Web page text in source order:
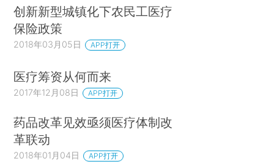
创新新型城镇化下农民工医疗
保险政策
2018年03月05日 APP打开
医疗筹资从何而来
2017年12月08日 APP打开
药品改革见效亟须医疗体制改
革联动
2018年01月04日 APP打开